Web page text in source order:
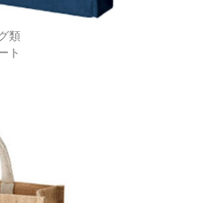
類
ト